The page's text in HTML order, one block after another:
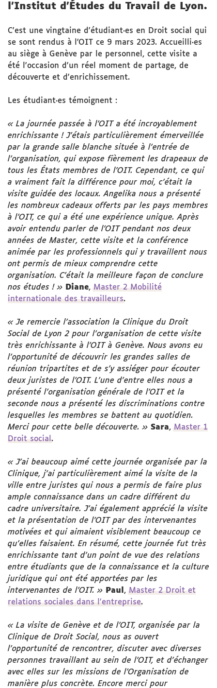
l'Institut d'Études du Travail de Lyon.
C'est une vingtaine d'étudiant·es en Droit social qui
se sont rendus à l'OIT ce 9 mars 2023. Accueilli·es
au siège à Genève par le personnel, cette visite a
été l'occasion d'un réel moment de partage, de
découverte et d'enrichissement.
Les étudiant·es témoignent :
« La journée passée à l’OIT a été incroyablement
enrichissante ! J’étais particulièrement émerveillée
par la grande salle blanche située à l’entrée de
l’organisation, qui expose fièrement les drapeaux de
tous les États membres de l’OIT. Cependant, ce qui
a vraiment fait la différence pour moi, c’était la
visite guidée des locaux. Angelika nous a présenté
les nombreux cadeaux offerts par les pays membres
à l’OIT, ce qui a été une expérience unique. Après
avoir entendu parler de l’OIT pendant nos deux
années de Master, cette visite et la conférence
animée par les professionnels qui y travaillent nous
ont permis de mieux comprendre cette
organisation. C’était la meilleure façon de conclure
nos études ! » Diane, Master 2 Mobilité
internationale des travailleurs.
« Je remercie l'association la Clinique du Droit
Social de Lyon 2 pour l'organisation de cette visite
très enrichissante à l'OIT à Genève. Nous avons eu
l'opportunité de découvrir les grandes salles de
réunion tripartites et de s'y assiéger pour écouter
deux juristes de l'OIT. L'une d'entre elles nous a
présenté l'organisation générale de l'OIT et la
seconde nous a présenté les discriminations contre
lesquelles les membres se battent au quotidien.
Merci pour cette belle découverte. » Sara, Master 1
Droit social .
« J'ai beaucoup aimé cette journée organisée par la
Clinique, j'ai particulièrement aimé la visite de la
ville entre juristes qui nous a permis de faire plus
ample connaissance dans un cadre différent du
cadre universitaire. J'ai également apprécié la visite
et la présentation de l'OIT par des intervenantes
motivées et qui aimaient visiblement beaucoup ce
qu'elles faisaient. En résumé, cette journée fut très
enrichissante tant d'un point de vue des relations
entre étudiants que de la connaissance et la culture
juridique qui ont été apportées par les
intervenantes de l'OIT. » Paul , Master 2 Droit et
relations sociales dans l'entreprise.
« La visite de Genève et de l'OIT, organisée par la
Clinique de Droit Social, nous as ouvert
l'opportunité de rencontrer, discuter avec diverses
personnes travaillant au sein de l'OIT, et d'échanger
avec elles sur les missions de l'Organisation de
manière plus concrète. Encore merci pour